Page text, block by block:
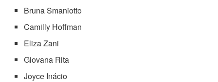
Bruna Smaniotto
Camilly Hoffman
Eliza Zani
Giovana Rita
Joyce Inácio